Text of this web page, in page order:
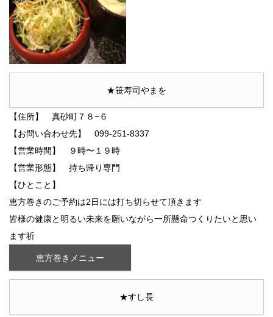
★笹寿司やまを
【住所】 真砂町７８−６
【お問い合わせ先】 099-251-8337
【営業時間】 ９時〜１９時
【営業形態】 持ち帰り専門
【ひとこと】
恵方巻きのご予約は2日には打ち切らせて頂きます
皆様の健康と明るい未来を願いながら一所懸命つくりたいと思い
ます祈
恵方巻きメニュー
★すし長